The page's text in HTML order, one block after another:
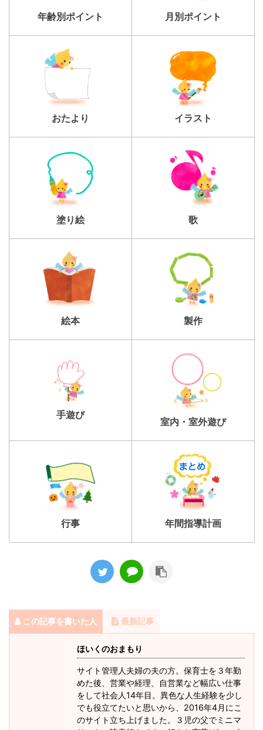
年齢別ポイント 月別ポイント
おたより イラスト
塗り絵 歌
絵本 製作
手遊び
室内・室外遊び
行事 年間指導計画
この記事を書いた人 最新記事
ほいくのおまもり
サイト管理人夫婦の夫の方。保育士を３年勤
めた後、営業や経理、自営業など幅広い仕事
をして社会人14年目。異色な人生経験を少し
でも役立てたいと思いから、2016年4月にこ
のサイト立ち上げました。３児の父でミニマ